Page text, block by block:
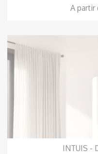
A partir
INTUIS -